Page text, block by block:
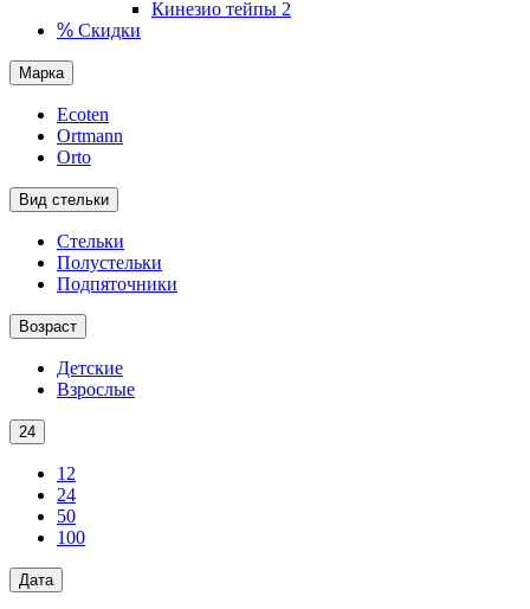
Кинезио тейпы 2
% Скидки
Марка
Ecoten
Ortmann
Orto
Вид стельки
Стельки
Полустельки
Подпяточники
Возраст
Детские
Взрослые
24
12
24
50
100
Дата